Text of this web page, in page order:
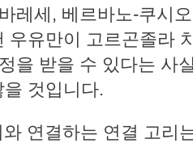
레세, 베르바노-쿠시
유만이 고르곤졸라
을 받을 수 있다는 사
을 것입니다.
연결하는 연결 고리